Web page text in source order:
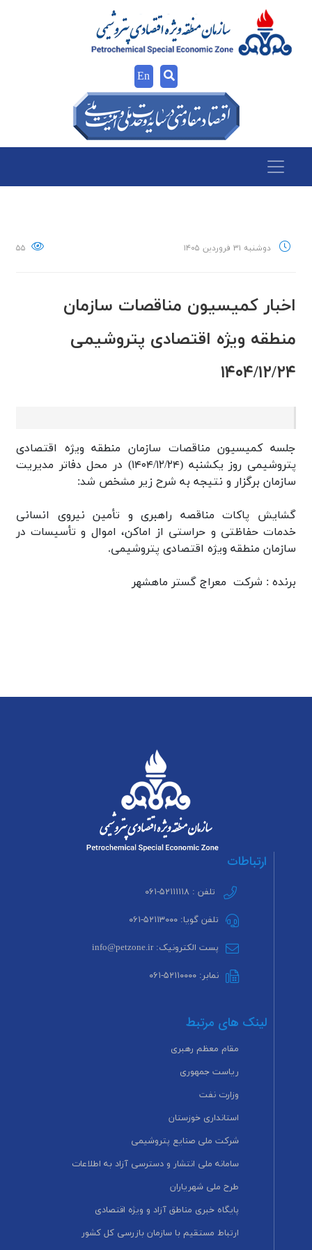
En
دوشنبه ۳۱ فروردین ۱۴۰۵ ۵۵
اخبار كميسيون مناقصات سازمان
منطقه ويژه اقتصادی پتروشيمی
۱۴۰۴/۱۲/۲۴
جلسه کميسيون مناقصات سازمان منطقه ويژه اقتصادی
پتروشيمی روز یکشنبه (۱۴۰۴/۱۲/۲۴) در محل دفاتر مديريت
سازمان برگزار و نتيجه به شرح زیر مشخص شد:
گشايش پاكات مناقصه راهبری و تأمين نيروی انسانی
خدمات حفاظتی و حراستی از اماكن، اموال و تأسيسات در
سازمان منطقه ويژه اقتصادی پتروشيمی.
برنده : شركت معراج گستر ماهشهر
ارتباطات
تلفن : ۵۲۱۱۱۱۱۸-۰۶۱
تلفن گویا: ۵۲۱۱۳۰۰۰-۰۶۱
پست الکترونیک: info@petzone.ir
نمابر: ۵۲۱۱۰۰۰۰-۰۶۱
لینک های مرتبط
مقام معظم رهبری
ریاست جمهوری
وزارت نفت
استانداری خوزستان
شرکت ملی صنایع پتروشیمی
سامانه ملی انتشار و دسترسی آزاد به اطلاعات
طرح ملی شهریاران
پایگاه خبری مناطق آزاد و ویژه اقتصادی
ارتباط مستقیم با سازمان بازرسی کل کشور